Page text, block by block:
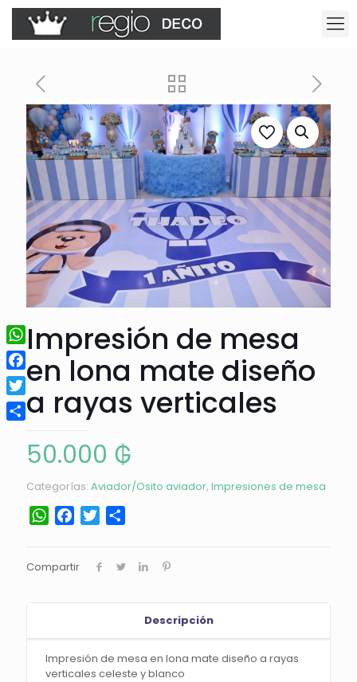
Impresión de mesa
en lona mate diseño
a rayas verticales
50.000 ₲
Categorías: Aviador/Osito aviador, Impresiones de mesa
WhatsApp
Facebook
Twitter
Compartir
Descripción
Impresión de mesa en lona mate diseño a rayas
verticales celeste y blanco
WhatsApp
Facebook
Twitter